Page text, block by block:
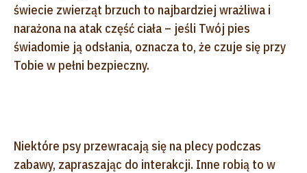
świecie zwierząt brzuch to najbardziej wrażliwa i
narażona na atak część ciała – jeśli Twój pies
świadomie ją odsłania, oznacza to, że czuje się przy
Tobie w pełni bezpieczny.
Niektóre psy przewracają się na plecy podczas
zabawy, zapraszając do interakcji. Inne robią to w